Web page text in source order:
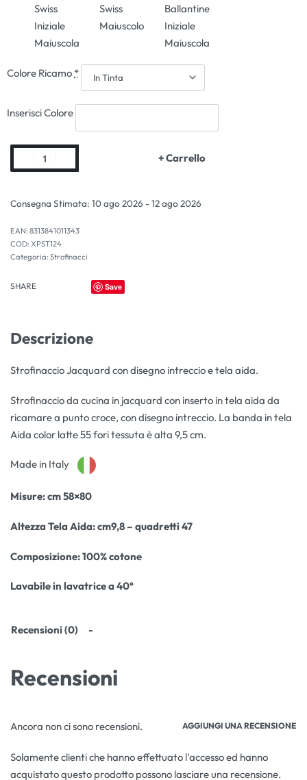
Swiss
Iniziale
Maiuscola
Swiss
Maiuscolo
Ballantine
Iniziale
Maiuscola
Colore Ricamo *
Inserisci Colore
+ Carrello
Consegna Stimata: 10 ago 2026 - 12 ago 2026
EAN: 8313841011343
XPST124
Categoria: Strofinacci
SHARE Save
Descrizione
Strofinaccio Jacquard con disegno intreccio e tela aida.
Strofinaccio da cucina in jacquard con inserto in tela aida da
ricamare a punto croce, con disegno intreccio. La banda in tela
Aida color latte 55 fori tessuta è alta 9,5 cm.
Made in Italy
Misure: cm 58×80
Altezza Tela Aida: cm9,8 – quadretti 47
Composizione: 100% cotone
Lavabile in lavatrice a 40°
Recensioni (0)
Recensioni
Ancora non ci sono recensioni. AGGIUNGI UNA RECENSIONE
Solamente clienti che hanno effettuato l'accesso ed hanno
acquistato questo prodotto possono lasciare una recensione.